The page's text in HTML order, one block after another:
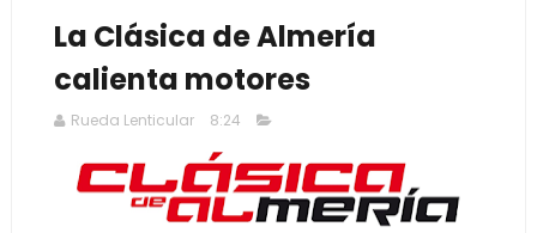
La Clásica de Almería
calienta motores
Rueda Lenticular 8:24